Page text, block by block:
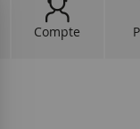
Compte